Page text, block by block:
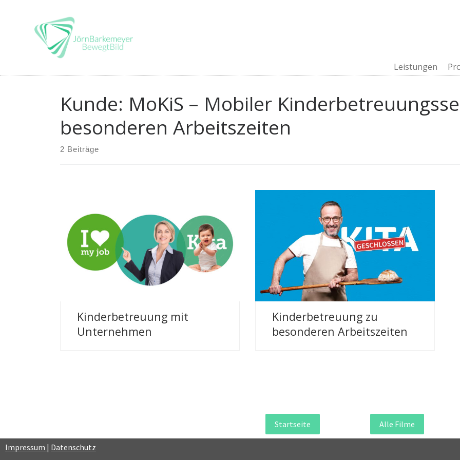
Leistungen
Kunde: MoKiS – Mobiler
besonderen Arbeitszeiten
2 Beiträge
Infofilm | proFam gGmbH, MoKiS
Kinderbetreuung mit
Unternehmen
Infofilme | proFam gGmbH, MoKiS
Kinderbetreuung zu
besonderen Arbeitszeiten
Startseite Alle Filme
Impressum | Datenschutz